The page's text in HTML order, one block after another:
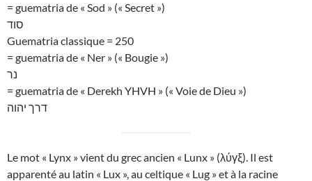
= guematria de « Sod » (« Secret »)
סוד
Guematria classique = 250
= guematria de « Ner » (« Bougie »)
נר
= guematria de « Derekh YHVH » (« Voie de Dieu »)
דרך יהוה
Le mot « Lynx » vient du grec ancien « Lunx » (λύγξ). Il est
apparenté au latin « Lux », au celtique « Lug » et à la racine